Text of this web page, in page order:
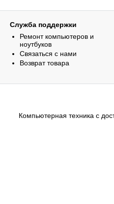
Служба поддержки
Ремонт компьютеров и
ноутбуков
Связаться с нами
Возврат товара
Компьютерная техника с